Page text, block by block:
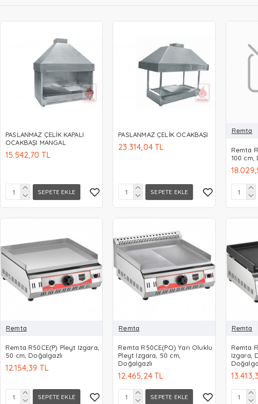
PASLANMAZ ÇELİK KAPALI
OCAKBAŞI MANGAL
15.542,70 TL
SEPETE EKLE
PASLANMAZ ÇELİK OCAKBAŞI
23.314,04 TL
SEPETE EKLE
Remta
Remta
100 cm,
Remta
Remta R50CE(P) Pleyt Izgara,
50 cm, Doğalgazlı
12.154,39 TL
SEPETE EKLE
Remta
Remta R50CE(PO) Yarı Oluklu
Pleyt Izgara, 50 cm,
Doğalgazlı
12.465,24 TL
SEPETE EKLE
Remta
Remta
Izgara,